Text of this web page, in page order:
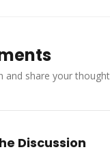
and share your
Discussion